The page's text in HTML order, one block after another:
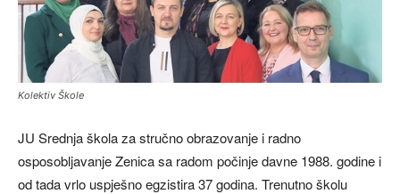
Kolektiv Škole
JU Srednja škola za stručno obrazovanje i radno
osposobljavanje Zenica sa radom počinje davne 1988. godine i
od tada vrlo uspješno egzistira 37 godina. Trenutno školu